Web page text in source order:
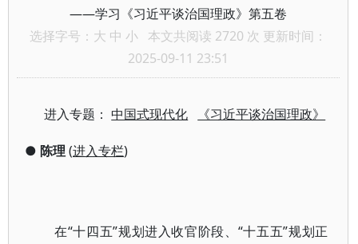
——学习《习近平谈治国理政》第五卷
选择字号： 大 中 小 本文共阅读 2720 次 更新时间：
2025-09-11 23:51
进入专题：中国式现代化 《习近平谈治国理政》
● 陈理 (进入专栏)
在“十四五”规划进入收官阶段、“十五五”规划正